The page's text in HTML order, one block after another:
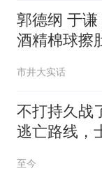
郭德纲 于谦
酒精棉球擦
拿云南白
擦反了？
市井大实话
不打持久战
逃亡路线，
甲，解放
至今